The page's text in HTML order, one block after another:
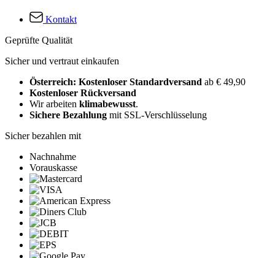
Kontakt
Geprüfte Qualität
Sicher und vertraut einkaufen
Österreich: Kostenloser Standardversand ab € 49,90
Kostenloser Rückversand
Wir arbeiten klimabewusst.
Sichere Bezahlung mit SSL-Verschlüsselung
Sicher bezahlen mit
Nachnahme
Vorauskasse